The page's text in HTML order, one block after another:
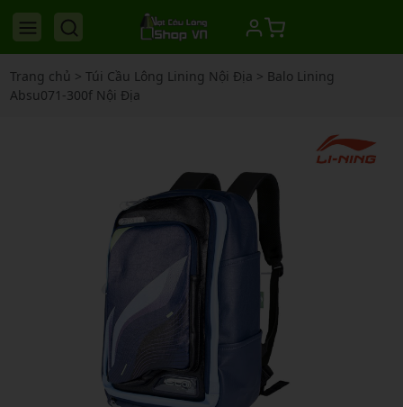
Trang chủ > Túi Cầu Lông Lining Nội Địa > Balo Lining
Absu071-300f Nội Địa